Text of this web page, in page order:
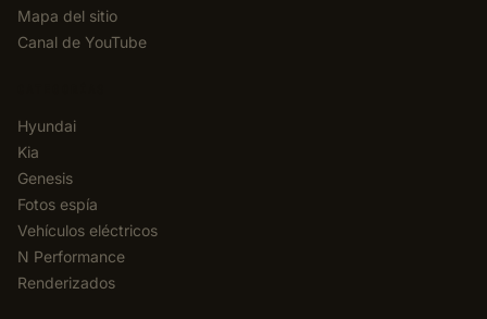
Mapa del sitio
Canal de YouTube
Hyundai
Kia
Genesis
Fotos espía
Vehículos eléctricos
N Performance
Renderizados